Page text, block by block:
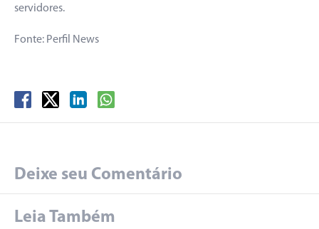
servidores.
Fonte: Perfil News
Deixe seu Comentário
Leia Também